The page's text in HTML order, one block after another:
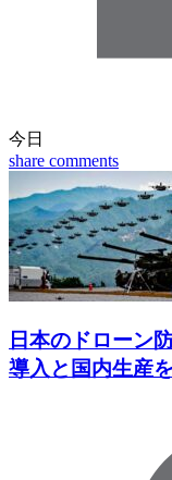
今日
share comments
日本のドロー
導入と国内生産